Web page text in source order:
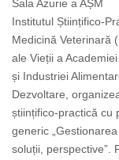
Sala Azurie a AȘM
Institutul Științifico-
Medicină Veterinară
ale Vieții a
și Industriei
Dezvoltare,
științifico-practică cu
generic
soluții, perspective”.